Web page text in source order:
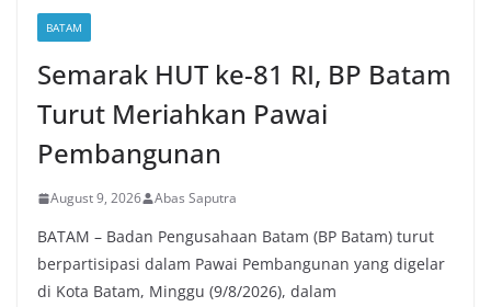
BATAM
Semarak HUT ke-81 RI, BP Batam
Turut Meriahkan Pawai
Pembangunan
August 9, 2026 Abas Saputra
BATAM – Badan Pengusahaan Batam (BP Batam) turut
berpartisipasi dalam Pawai Pembangunan yang digelar
di Kota Batam, Minggu (9/8/2026), dalam